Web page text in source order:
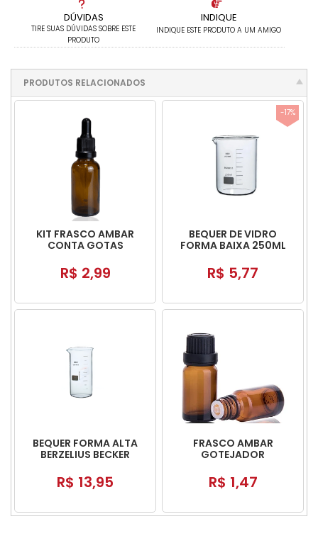
DÚVIDAS
TIRE SUAS DÚVIDAS SOBRE ESTE
PRODUTO
INDIQUE
INDIQUE ESTE PRODUTO A UM AMIGO
PRODUTOS RELACIONADOS
KIT FRASCO AMBAR
CONTA GOTAS
R$ 2,99
-17%
BEQUER DE VIDRO
FORMA BAIXA 250ML
R$ 5,77
BEQUER FORMA ALTA
BERZELIUS BECKER
R$ 13,95
FRASCO AMBAR
GOTEJADOR
R$ 1,47